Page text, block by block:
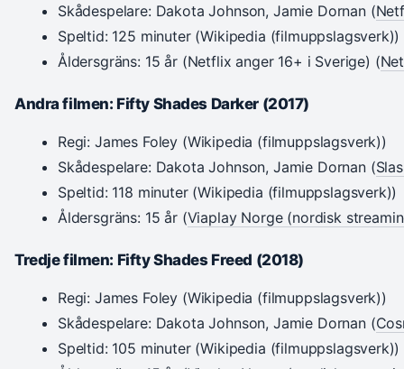
Skådespelare: Dakota Johnson, Jamie Dornan (
Speltid: 125 minuter (Wikipedia (filmuppslagsverk))
Åldersgräns: 15 år (Netflix anger 16+ i Sverige) (
Andra filmen: Fifty Shades Darker (2017)
Regi: James Foley (Wikipedia (filmuppslagsverk))
Skådespelare: Dakota Johnson, Jamie Dornan (
Speltid: 118 minuter (Wikipedia (filmuppslagsverk))
Åldersgräns: 15 år (Viaplay Norge (nordisk
Tredje filmen: Fifty Shades Freed (2018)
Regi: James Foley (Wikipedia (filmuppslagsverk))
Skådespelare: Dakota Johnson, Jamie Dornan (
Speltid: 105 minuter (Wikipedia (filmuppslagsverk))